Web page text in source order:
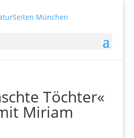
Töchter«
Miriam